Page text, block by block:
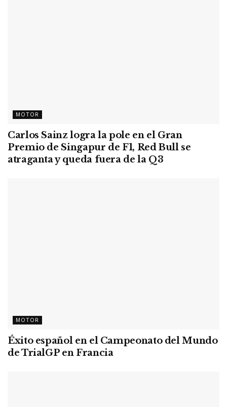
MOTOR
Carlos Sainz logra la pole en el Gran
Premio de Singapur de F1, Red Bull se
atraganta y queda fuera de la Q3
MOTOR
Éxito español en el Campeonato del Mundo
de TrialGP en Francia